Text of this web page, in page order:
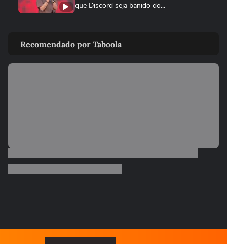
que Discord seja banido do...
quatro mortos no Rio de...
CIDADES
ao tentar embarcar em...
Recomendado por Taboola